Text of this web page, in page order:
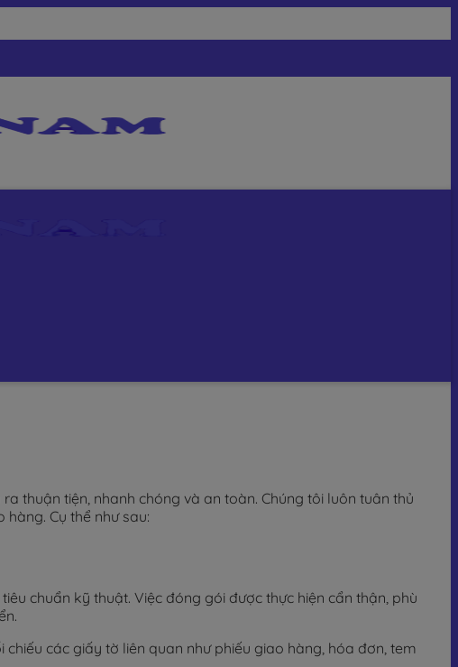
thuận tiện, nhanh chóng và an toàn. Chúng tôi luôn tuân thủ
Cụ thể như sau:
chuẩn kỹ thuật. Việc đóng gói được thực hiện cẩn thận, phù
các giấy tờ liên quan như phiếu giao hàng, hóa đơn, tem